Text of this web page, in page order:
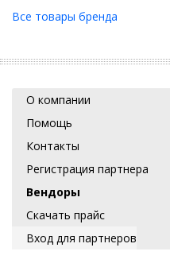
Все товары бренда
О компании
Помощь
Контакты
Регистрация партнера
Вендоры
Скачать прайс
Вход для партнеров